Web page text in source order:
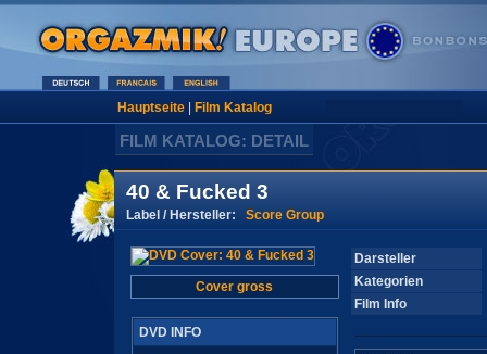
Hauptseite| Film Katalog
FILM KATALOG: DETAIL
40 & Fucked 3
Label / Hersteller: Score Group
Cover gross
DVD INFO
Darsteller
Kategorien
Film Info